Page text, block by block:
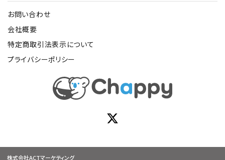
お問い合わせ
会社概要
特定商取引法表示について
プライバシーポリシー
株式会社ACTマーケティング